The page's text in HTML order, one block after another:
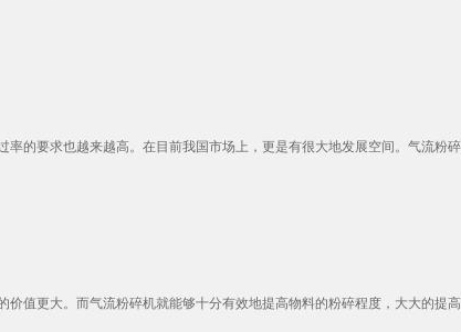
的要求也越来越高。在目前我国市场上，更是有很大地发展空间。气流粉
值更大。而气流粉碎机就能够十分有效地提高物料的粉碎程度，大大的提